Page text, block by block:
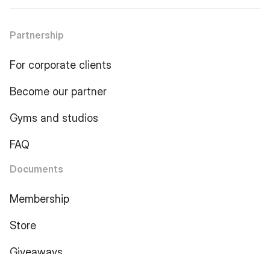
Partnership
For corporate clients
Become our partner
Gyms and studios
FAQ
Documents
Membership
Store